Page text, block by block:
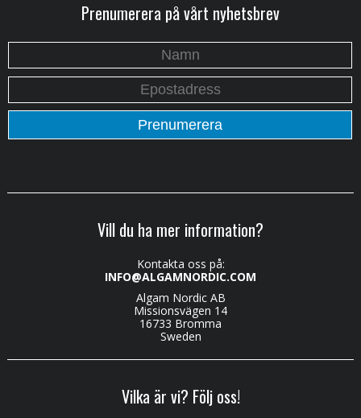
Prenumerera på vårt nyhetsbrev
Vill du ha mer information?
Kontakta oss på:
INFO@ALGAMNORDIC.COM
Algam Nordic AB
Missionsvägen 14
16733 Bromma
Sweden
Vilka är vi? Följ oss!